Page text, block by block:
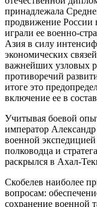
принадлежала
продвижение России
играли ее военно-
Азия в силу
экономических
важнейших узловых
противоречий
итоге это
включение ее в
Учитывая боевой
император
военной
полководца и
раскрылся в Ахал-
Скобелев наиболее
вопросам:
сохранение военной